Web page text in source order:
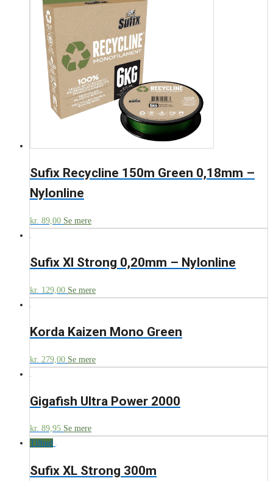
Sufix Recycline 150m Green 0,18mm –
Nylonline
kr. 89,00 Se mere
Sufix Xl Strong 0,20mm – Nylonline
kr. 129,00 Se mere
Korda Kaizen Mono Green
kr. 279,00 Se mere
Gigafish Ultra Power 2000
kr. 89,95 Se mere
Tilbud
Sufix XL Strong 300m